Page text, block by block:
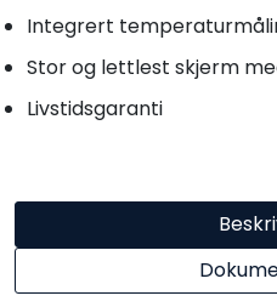
Integrert
Stor og lettlest skjerm
Livstidsgaranti